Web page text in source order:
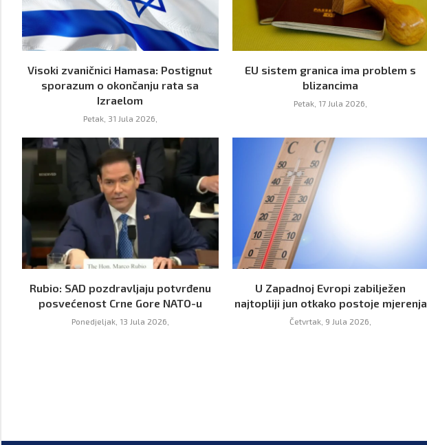
Visoki zvaničnici Hamasa: Postignut
sporazum o okončanju rata sa
Izraelom
Petak, 31 Jula 2026,
EU sistem granica ima problem s
blizancima
Petak, 17 Jula 2026,
Rubio: SAD pozdravljaju potvrđenu
posvećenost Crne Gore NATO-u
Ponedjeljak, 13 Jula 2026,
U Zapadnoj Evropi zabilježen
najtopliji jun otkako postoje mjerenja
Četvrtak, 9 Jula 2026,